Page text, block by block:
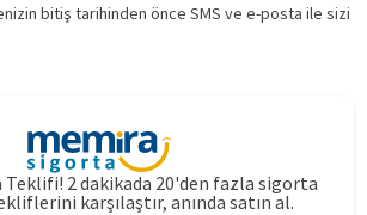
bitiş tarihinden önce SMS ve e-posta ile sizi
Teklifi! 2 dakikada 20'den fazla sigorta
karşılaştır, anında satın al.